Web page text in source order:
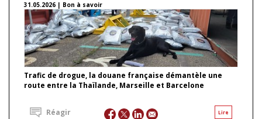
31.05.2026 | Bon à savoir
Trafic de drogue, la douane française démantèle une
route entre la Thaïlande, Marseille et Barcelone
Lire
Réagir